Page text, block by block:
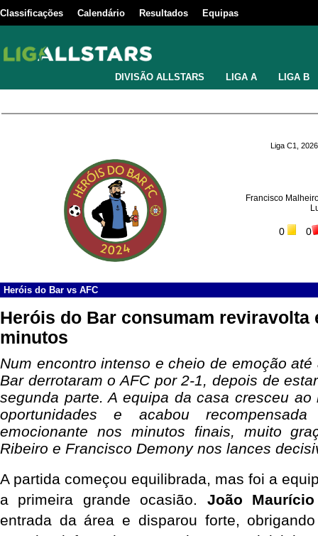
Classificações Calendário Resultados Equipas
DIVISÃO ALLSTARS LIGA A LIGA B
Liga C1,
Francisco
0 0
Heróis do Bar vs AFC
Heróis do Bar consumam reviravolta
minutos
Num encontro intenso e cheio de emoção
Bar derrotaram o AFC por 2-1, depois de
segunda parte. A equipa da casa cresceu
oportunidades e acabou
emocionante nos minutos finais, muito
Ribeiro e Francisco Demony nos lances
A partida começou equilibrada, mas foi a
a primeira grande ocasião. João Maurício
entrada da área e disparou forte,